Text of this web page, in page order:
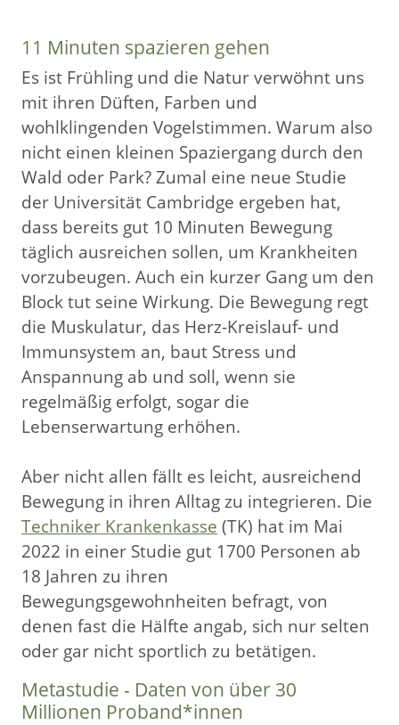
11 Minuten spazieren gehen
Es ist Frühling und die Natur verwöhnt uns
mit ihren Düften, Farben und
wohlklingenden Vogelstimmen. Warum also
nicht einen kleinen Spaziergang durch den
Wald oder Park? Zumal eine neue Studie
der Universität Cambridge ergeben hat,
dass bereits gut 10 Minuten Bewegung
täglich ausreichen sollen, um Krankheiten
vorzubeugen. Auch ein kurzer Gang um den
Block tut seine Wirkung. Die Bewegung regt
die Muskulatur, das Herz-Kreislauf- und
Immunsystem an, baut Stress und
Anspannung ab und soll, wenn sie
regelmäßig erfolgt, sogar die
Lebenserwartung erhöhen.
Aber nicht allen fällt es leicht, ausreichend
Bewegung in ihren Alltag zu integrieren. Die
Techniker Krankenkasse (TK) hat im Mai
2022 in einer Studie gut 1700 Personen ab
18 Jahren zu ihren
Bewegungsgewohnheiten befragt, von
denen fast die Hälfte angab, sich nur selten
oder gar nicht sportlich zu betätigen.
Metastudie - Daten von über 30
Millionen Proband*innen